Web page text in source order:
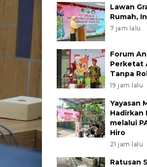
Lawan
Rumah,
7 jam lalu
Forum
Perketat
Tanpa
19 jam lalu
Yayasan
Hadirkan
melalui
Hiro
21 jam lalu
Ratusan